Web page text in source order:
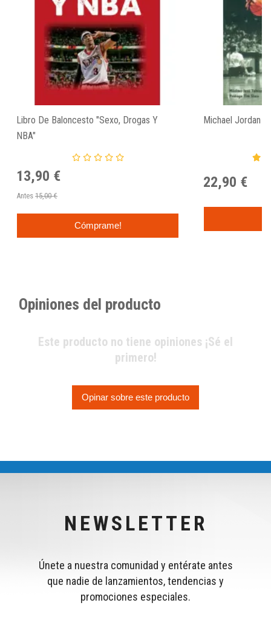
Libro De Baloncesto "Sexo, Drogas Y
NBA"
13,90 €
Antes 15,00 €
Cómprame!
Michael Jordan ,
22,90 €
Opiniones del producto
Este producto no tiene opiniones ¡Sé el
primero!
Opinar sobre este producto
NEWSLETTER
Únete a nuestra comunidad y entérate antes
que nadie de lanzamientos, tendencias y
promociones especiales.